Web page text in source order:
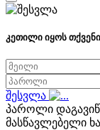
კეთილი იყოს
შესვლა
პაროლი
მასწავლებელი